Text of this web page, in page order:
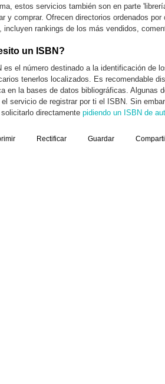
estos servicios también son en parte
y comprar. Ofrecen directorios ordenados
incluyen rankings de los más vendidos,
un ISBN?
es el número destinado a la identificación de
tenerlos localizados. Es recomendable
en la bases de datos bibliográficas. Algunas
el servicio de registrar por ti el ISBN. Sin
directamente pidiendo un ISBN de
Rectificar Guardar